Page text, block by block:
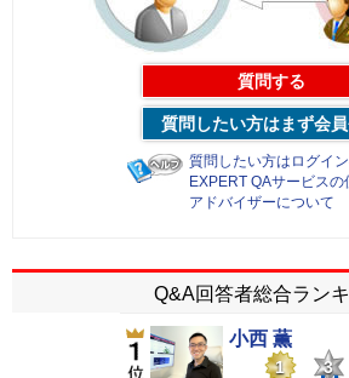
質問する
質問したい方はまず会
質問したい方はログイ
EXPERT QAサービスの
アドバイザーについて
Q&A回答者総合ラン
小西 薫
1 3